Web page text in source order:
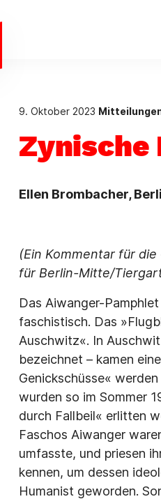
9. Oktober 2023
Ellen Brombacher,
(Ein Kommentar für
für Berlin-Mitte/
Das Aiwanger-
faschistisch. Das
Auschwitz«. In
bezeichnet – kamen
Genickschüsse«
wurden so im Sommer
durch Fallbeil« erlitten
Faschos Aiwanger
umfasste, und priesen
kennen, um dessen
Humanist geworden.